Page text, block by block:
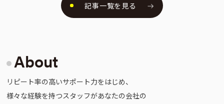
記事一覧を見る
About
リピート率の高いサポート力をはじめ、
様々な経験を持つスタッフがあなたの会社の